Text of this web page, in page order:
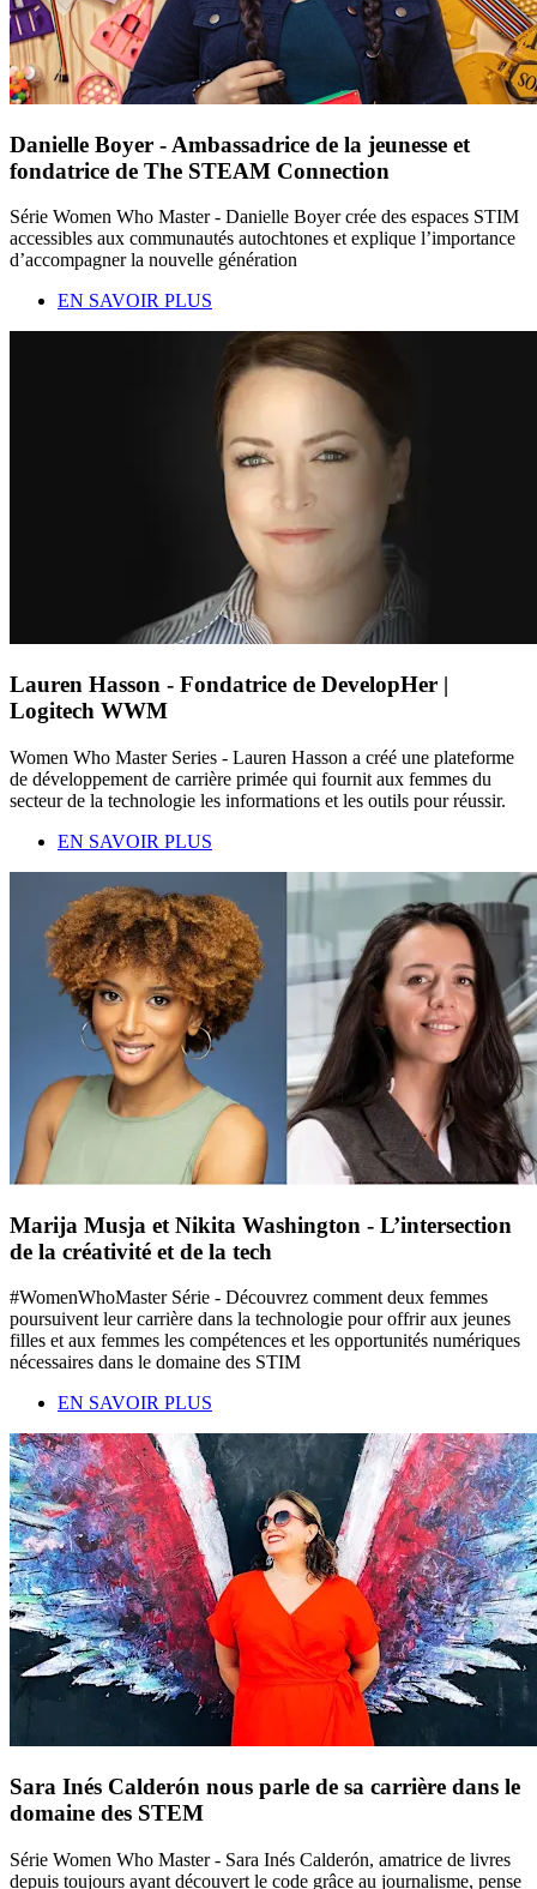
Danielle Boyer - Ambassadrice de la jeunesse et
fondatrice de The STEAM Connection
Série Women Who Master - Danielle Boyer crée des espaces STIM
accessibles aux communautés autochtones et explique l’importance
d’accompagner la nouvelle génération
EN SAVOIR PLUS
Lauren Hasson - Fondatrice de DevelopHer |
Logitech WWM
Women Who Master Series - Lauren Hasson a créé une plateforme
de développement de carrière primée qui fournit aux femmes du
secteur de la technologie les informations et les outils pour réussir.
EN SAVOIR PLUS
Marija Musja et Nikita Washington - L’intersection
de la créativité et de la tech
#WomenWhoMaster Série - Découvrez comment deux femmes
poursuivent leur carrière dans la technologie pour offrir aux jeunes
filles et aux femmes les compétences et les opportunités numériques
nécessaires dans le domaine des STIM
EN SAVOIR PLUS
Sara Inés Calderón nous parle de sa carrière dans le
domaine des STEM
Série Women Who Master - Sara Inés Calderón, amatrice de livres
depuis toujours ayant découvert le code grâce au journalisme, pense